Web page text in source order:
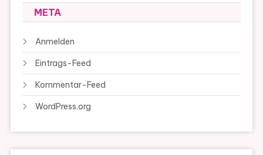
META
Anmelden
Eintrags-Feed
Kommentar-Feed
WordPress.org